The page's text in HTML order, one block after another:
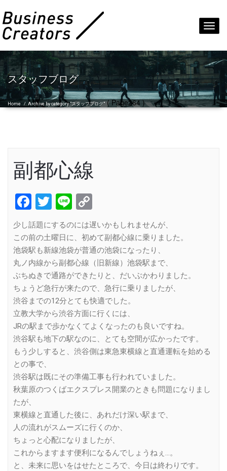
スタッフブログ
Home /Archive by category "スタッフブログ"( Page264 )
副都心線
Facebook
Twitter
Line
Link
少し話題にするのには遅いかもしれませんが、
この前の土曜日に、初めて副都心線に乗りました。
池袋駅も新線池袋が普通の池袋になったり、
丸ノ内線から副都心線（旧新線）池袋駅まで、
ぶちぬきで通路ができたりと、だいぶかわりました。
ちょうど急行が来たので、急行に乗りましたが、
渋谷までの12分とても快適でした。
立教大学から渋谷方面に行くには、
JRの駅まで歩かなくてよくなったのも良いですね。
渋谷駅も地下の駅なのに、とても空間が広かったです。
もう少しすると、渋谷側は東急東横線と直通運転を始める
との事で、
渋谷駅は既にその準備工事も行われていました。
秋葉原のつくばエクスプレス開業のときも問題になりまし
たが、
東横線と直通した後に、あれだけ深い駅まで、
人の流れがスムーズに行くのか、
ちょっと心配になりましたが、
これからますます便利になるんでしょうねぇ…。
と、未来に思いをはせたところで、今日は終わりです。